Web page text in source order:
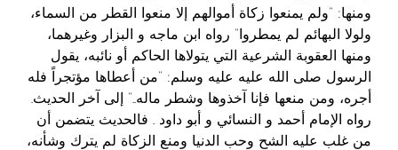
ومنها: “ولم يمنعوا زكاة أموالهم إلا منعوا القطر من السماء،
ولولا البهائم لم يمطروا” رواه ابن ماجه و البزار وغيرهما،
ومنها العقوبة الشرعية التي يتولاها الحاكم أو نائبه، يقول
الرسول صلى الله عليه عليه وسلم: “من أعطاها مؤتجراً فله
أجره، ومن منعها فإنا آخذوها وشطر ماله..” إلى آخر الحديث.
رواه الإمام أحمد و النسائي و أبو داود . فالحديث يتضمن أن
من غلب عليه الشح وحب الدنيا ومنع الزكاة لم يترك وشأنه،